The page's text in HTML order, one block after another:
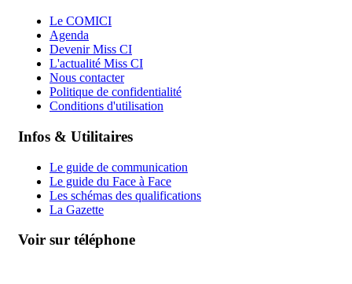
Le COMICI
Agenda
Devenir Miss CI
L'actualité Miss CI
Nous contacter
Politique de confidentialité
Conditions d'utilisation
Infos & Utilitaires
Le guide de communication
Le guide du Face à Face
Les schémas des qualifications
La Gazette
Voir sur téléphone